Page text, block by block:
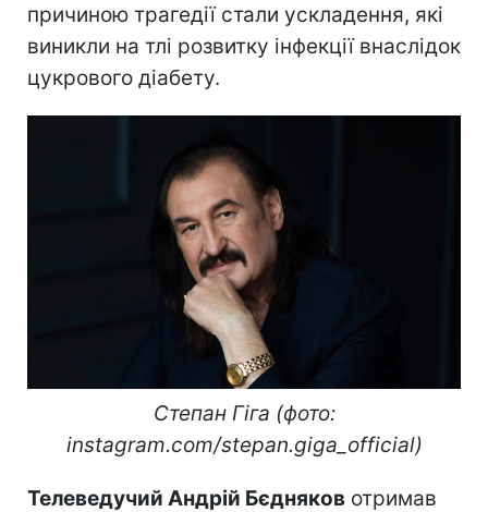
причиною трагедії стали ускладення, які
виникли на тлі розвитку інфекції внаслідок
цукрового діабету.
Степан Гіга (фото:
instagram.com/stepan.giga_official)
Телеведучий Андрій Бєдняков отримав